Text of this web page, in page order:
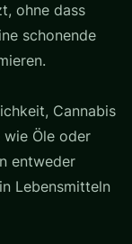
ohne dass
schonende
Cannabis
Öle oder
entweder
Lebensmitteln